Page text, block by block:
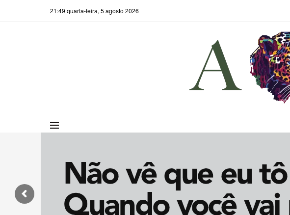
21:49 quarta-feira, 5 agosto 2026